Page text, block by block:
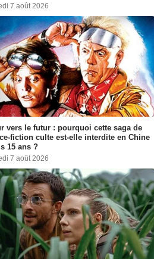
7 août 2026
vers le futur : pourquoi cette saga de
fiction culte est-elle interdite en Chine
15 ans ?
7 août 2026